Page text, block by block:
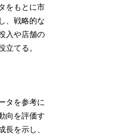
をもとに市
、戦略的な
入や店舗の
立てる。
タを参考に
向を評価す
長を示し、